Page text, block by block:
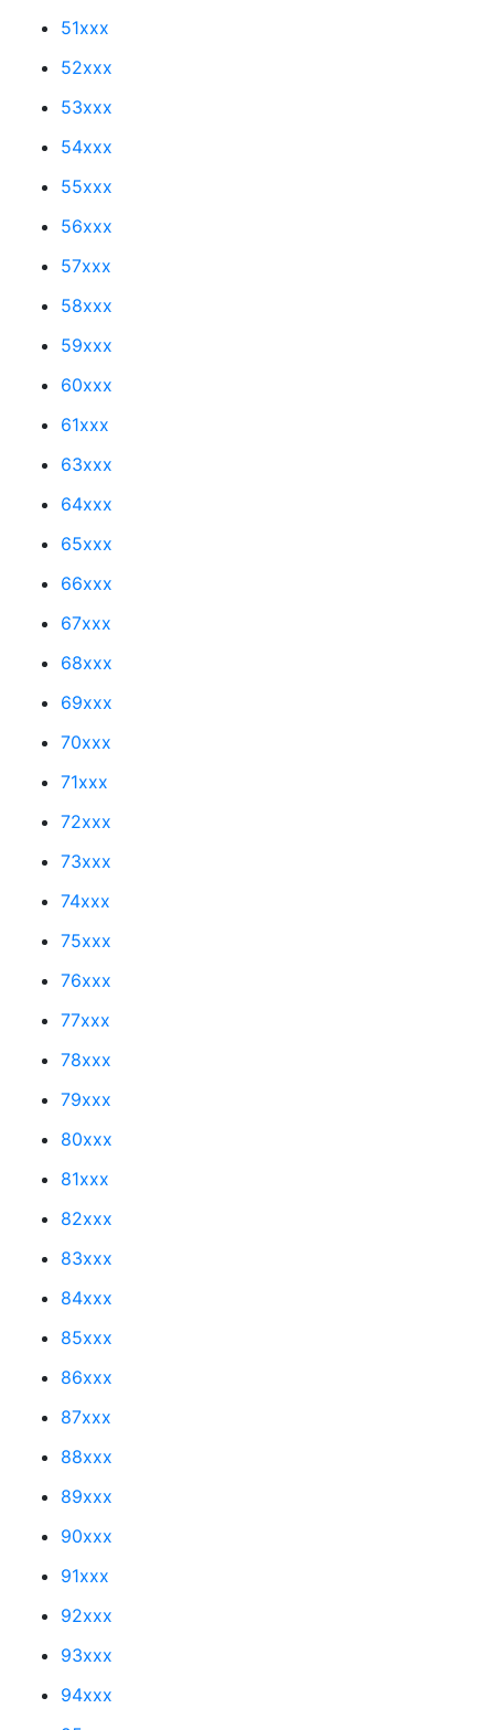
51xxx
52xxx
53xxx
54xxx
55xxx
56xxx
57xxx
58xxx
59xxx
60xxx
61xxx
63xxx
64xxx
65xxx
66xxx
67xxx
68xxx
69xxx
70xxx
71xxx
72xxx
73xxx
74xxx
75xxx
76xxx
77xxx
78xxx
79xxx
80xxx
81xxx
82xxx
83xxx
84xxx
85xxx
86xxx
87xxx
88xxx
89xxx
90xxx
91xxx
92xxx
93xxx
94xxx